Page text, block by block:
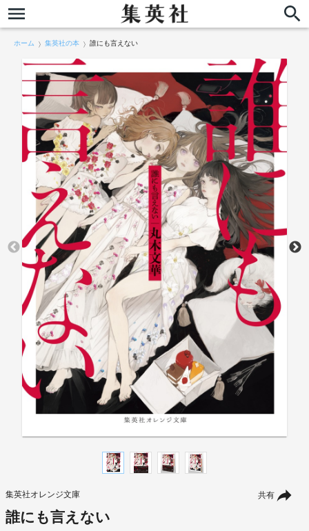
ホーム 集英社の本 誰にも言えない
共有
集英社オレンジ文庫
誰にも言えない